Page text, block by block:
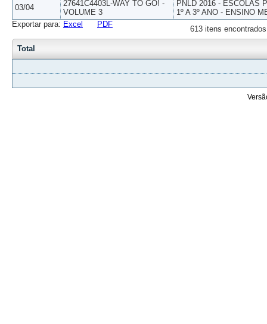
03/04
27641C4403L-WAY TO GO! -
VOLUME 3
PNLD 2016 - ESCOLAS
1º A 3º ANO - ENSINO
613 itens
Exportar para: Excel PDF
Total